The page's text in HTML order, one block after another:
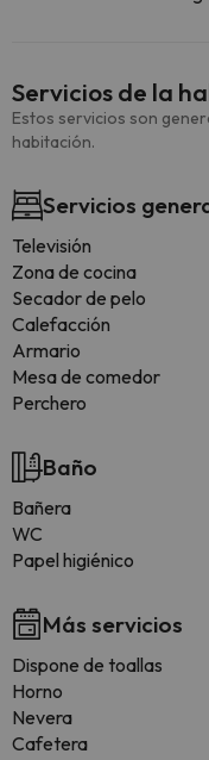
Servicios de la
Estos servicios son
habitación.
Servicios
Televisión
Zona de cocina
Secador de pelo
Calefacción
Armario
Mesa de comedor
Perchero
Baño
Bañera
WC
Papel higiénico
Más servicios
Dispone de toallas
Horno
Nevera
Cafetera